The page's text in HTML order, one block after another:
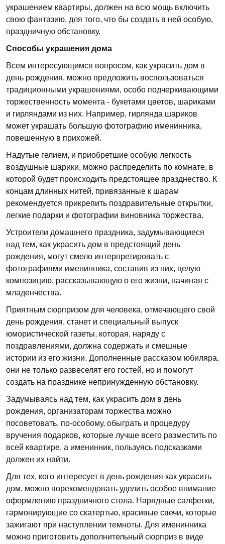
украшением квартиры, должен на всю мощь включить
свою фантазию, для того, что бы создать в ней особую,
праздничную обстановку.
Способы украшения дома
Всем интересующимся вопросом, как украсить дом в
день рождения, можно предложить воспользоваться
традиционными украшениями, особо подчеркивающими
торжественность момента - букетами цветов, шариками
и гирляндами из них. Например, гирлянда шариков
может украшать большую фотографию именинника,
повешенную в прихожей.
Надутые гелием, и приобретшие особую легкость
воздушные шарики, можно распределить по комнате, в
которой будет происходить предстоящее празднество. К
концам длинных нитей, привязанные к шарам
рекомендуется прикрепить поздравительные открытки,
легкие подарки и фотографии виновника торжества.
Устроители домашнего праздника, задумывающиеся
над тем, как украсить дом в предстоящий день
рождения, могут смело интерпретировать с
фотографиями именинника, составив из них, целую
композицию, рассказывающую о его жизни, начиная с
младенчества.
Приятным сюрпризом для человека, отмечающего свой
день рождения, станет и специальный выпуск
юмористической газеты, которая, наряду с
поздравлениями, должна содержать и смешные
истории из его жизни. Дополненные рассказом юбиляра,
они не только развеселят его гостей, но и помогут
создать на празднике непринужденную обстановку.
Задумываясь над тем, как украсить дом в день
рождения, организаторам торжества можно
посоветовать, по-особому, обыграть и процедуру
вручения подарков, которые лучше всего разместить по
всей квартире, а именинник, пользуясь подсказками
должен их найти.
Для тех, кого интересует в день рождения как украсить
дом, можно порекомендовать уделить особое внимание
оформлению праздничного стола. Нарядные салфетки,
гармонирующие со скатертью, красивые свечи, которые
зажигают при наступлении темноты. Для именинника
можно приготовить дополнительный сюрприз в виде